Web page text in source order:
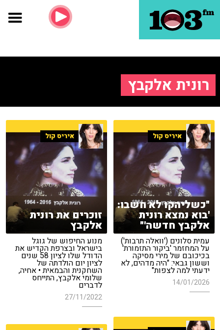
רונית אלקבץ
איריס קול
"כשליהקו לא חשבו:
'בוא נמצא רונית
אלקבץ חדשה'"
עמית סלונים ('וואלה תרבות')
על המחזמר 'ביקור התזמורת'
בכיכובם של מירי מסיקה
וששון גבאי: "היה מדהים, לא
ידעתי למה לצפות"
14/01/2026
איריס קול
זוכרים את רונית
אלקבץ
מנוע החיפוש של גוגל
בישראל ובצרפת הקדיש את
הדודל שלו לציון 58 שנים
לציון יום הולדתה של
השחקנית והבמאית • אחיה,
שלומי אלקבץ, התייחס
לדברים
27/11/2022